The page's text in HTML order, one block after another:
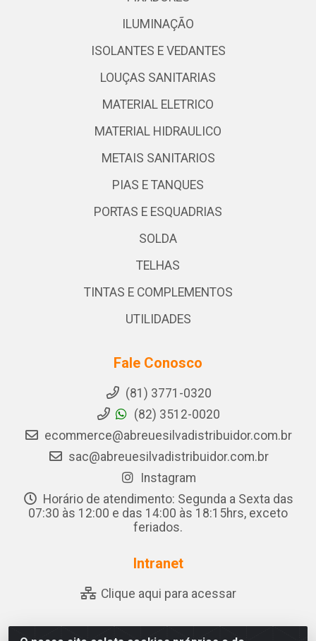
ILUMINAÇÃO
ISOLANTES E VEDANTES
LOUÇAS SANITARIAS
MATERIAL ELETRICO
MATERIAL HIDRAULICO
METAIS SANITARIOS
PIAS E TANQUES
PORTAS E ESQUADRIAS
SOLDA
TELHAS
TINTAS E COMPLEMENTOS
UTILIDADES
Fale Conosco
(81) 3771-0320
(82) 3512-0020
ecommerce@abreuesilvadistribuidor.com.br
sac@abreuesilvadistribuidor.com.br
Instagram
Horário de atendimento: Segunda a Sexta das
07:30 às 12:00 e das 14:00 às 18:15hrs, exceto
feriados.
Intranet
Clique aqui para acessar